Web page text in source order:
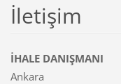
İletişim
İHALE DANIŞMANI
Ankara